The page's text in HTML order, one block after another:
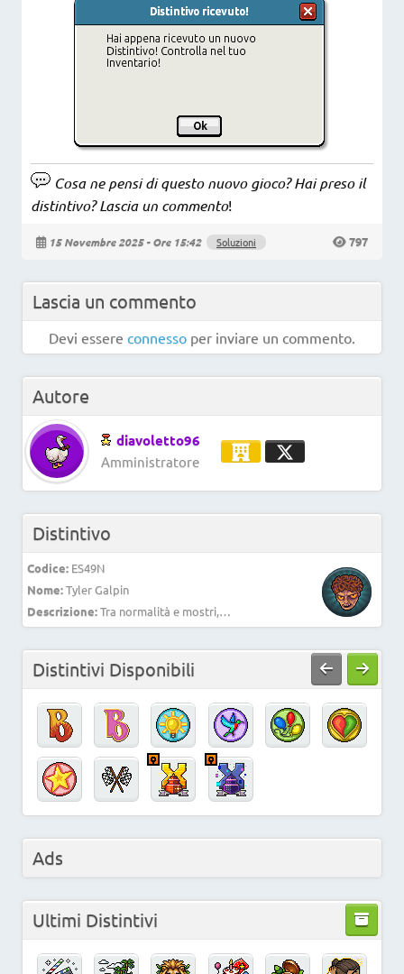
Cosa ne pensi di questo nuovo gioco? Hai preso il
distintivo? Lascia un commento!
15 Novembre 2025 - Ore 15:42 Soluzioni 797
Lascia un commento
Devi essere connesso per inviare un commento.
Autore
diavoletto96
Amministratore
Distintivo
Codice: ES49N
Nome:Tyler Galpin
Descrizione:
Tra normalità e mostri, anche i cuori più dolci sanno mordere.
Distintivi Disponibili
Ads
Ultimi Distintivi